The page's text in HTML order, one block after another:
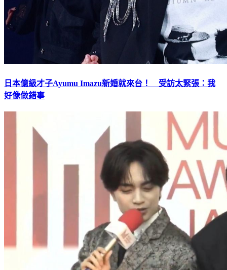
日本億級才子Ayumu Imazu新婚就來台！ 受訪太緊張：我
好像做錯事